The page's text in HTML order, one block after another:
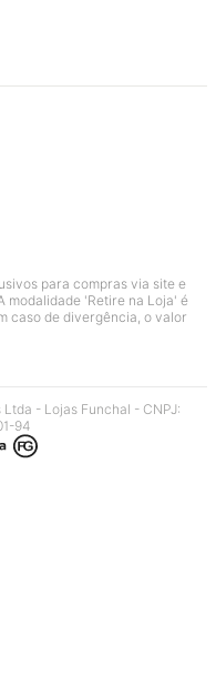
para compras via site e
modalidade 'Retire na Loja' é
caso de divergência, o valor
- Lojas Funchal - CNPJ:
94